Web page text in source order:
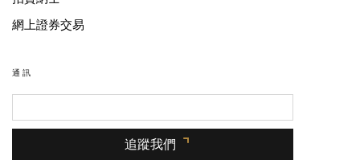
網上證券交易
通訊
追蹤我們